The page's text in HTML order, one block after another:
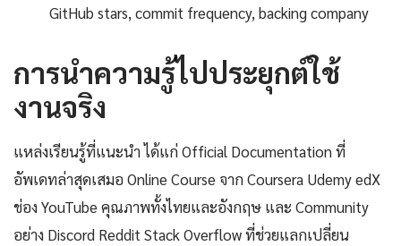
GitHub stars, commit frequency, backing company
การนำความรู้ไปประยุกต์ใช้
งานจริง
แหล่งเรียนรู้ที่แนะนำ ได้แก่ Official Documentation ที่
อัพเดทล่าสุดเสมอ Online Course จาก Coursera Udemy edX
ช่อง YouTube คุณภาพทั้งไทยและอังกฤษ และ Community
อย่าง Discord Reddit Stack Overflow ที่ช่วยแลกเปลี่ยน